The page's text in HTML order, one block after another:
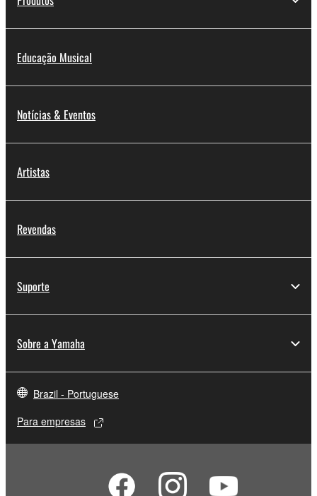
Educação Musical
Notícias & Eventos
Artistas
Revendas
Suporte
Sobre a Yamaha
Brazil - Portuguese
Para empresas